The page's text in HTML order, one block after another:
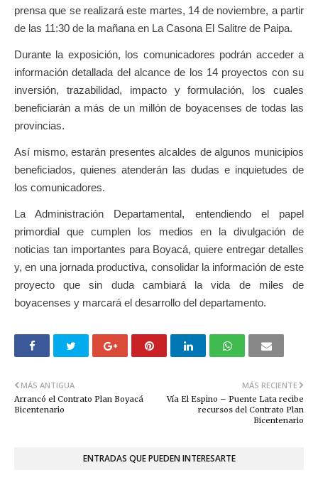
prensa que se realizará este martes, 14 de noviembre, a partir
de las 11:30 de la mañana en La Casona El Salitre de Paipa.
Durante la exposición, los comunicadores podrán acceder a
información detallada del alcance de los 14 proyectos con su
inversión, trazabilidad, impacto y formulación, los cuales
beneficiarán a más de un millón de boyacenses de todas las
provincias.
Así mismo, estarán presentes alcaldes de algunos municipios
beneficiados, quienes atenderán las dudas e inquietudes de
los comunicadores.
La Administración Departamental, entendiendo el papel
primordial que cumplen los medios en la divulgación de
noticias tan importantes para Boyacá, quiere entregar detalles
y, en una jornada productiva, consolidar la información de este
proyecto que sin duda cambiará la vida de miles de
boyacenses y marcará el desarrollo del departamento.
MÁS RECIENTE
Vía El Espino – Puente Lata recibe
recursos del Contrato Plan
Bicentenario
MÁS ANTIGUA
Arrancó el Contrato Plan Boyacá
Bicentenario
ENTRADAS QUE PUEDEN INTERESARTE